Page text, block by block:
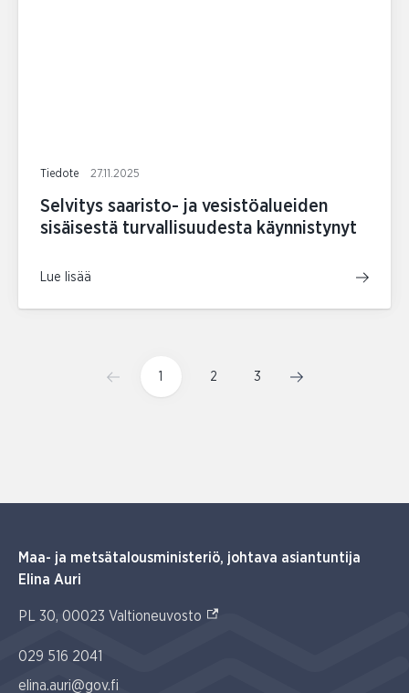
Tiedote 27.11.2025
Selvitys saaristo- ja vesistöalueiden
sisäisestä turvallisuudesta käynnistynyt
Lue lisää
1 2 3
Maa- ja metsätalousministeriö, johtava asiantuntija
Elina Auri
PL 30, 00023 Valtioneuvosto (Ulkoinen linkki)
029 516 2041
elina.auri@gov.fi